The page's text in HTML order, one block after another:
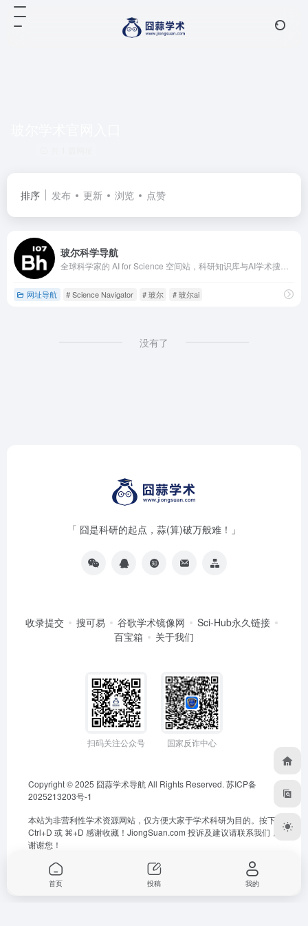
排序 发布 更新 浏览 点赞
玻尔科学导航
网址导航 # Science Navigator # 玻尔 # 玻尔ai
没有了
「 囧是科研的起点，蒜(算)破万般难！」
收录提交 搜可易 谷歌学术镜像网
Sci-Hub永久链接
百宝箱
关于我们
扫码关注公众号 国家反诈中心
Copyright © 2025 囧蒜学术导航All Rights Reserved. 苏ICP备
2025213203号-1
本站为非营利性学术资源网站，仅方便大家于学术科研为目的。按下
Ctrl+D 或 ⌘+D 感谢收藏！ JiongSuan.com 投诉及建议请联系我们，
谢谢您！
首页 投稿 我的